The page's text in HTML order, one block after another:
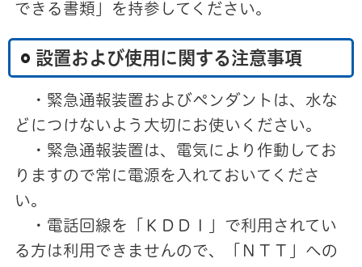
できる書類」を持参してください。
設置および使用に関する注意事項
・緊急通報装置およびペンダントは、水な
どにつけないよう大切にお使いください。
・緊急通報装置は、電気により作動してお
りますので常に電源を入れておいてくださ
い。
・電話回線を「ＫＤＤＩ」で利用されてい
る方は利用できませんので、「ＮＴＴ」への